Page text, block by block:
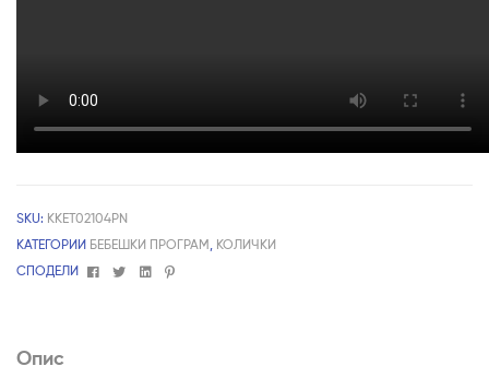
SKU: KKET02104PN
КАТЕГОРИИ БЕБЕШКИ ПРОГРАМ, КОЛИЧКИ
СПОДЕЛИ
FacebookTwitterLinkedin
Pinterest
Опис